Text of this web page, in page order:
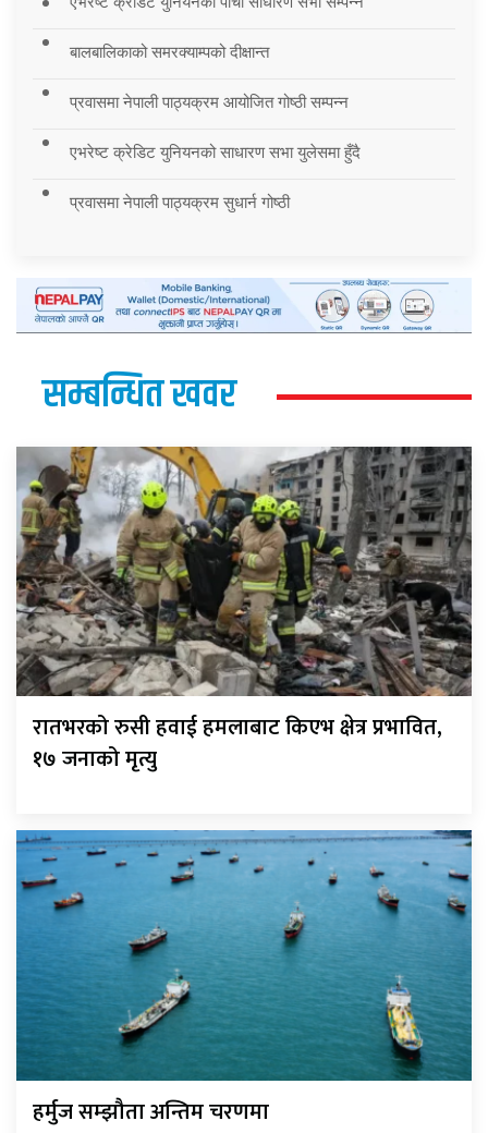
बालबालिकाको समरक्याम्पको दीक्षान्त
प्रवासमा नेपाली पाठ्यक्रम आयोजित गोष्ठी सम्पन्न
एभरेष्ट क्रेडिट युनियनको साधारण सभा युलेसमा हुँदै
प्रवासमा नेपाली पाठ्यक्रम सुधार्न गोष्ठी
सम्बन्धित खवर
रातभरको रुसी हवाई हमलाबाट किएभ क्षेत्र प्रभावित,
१७ जनाको मृत्यु
हर्मुज सम्झौता अन्तिम चरणमा